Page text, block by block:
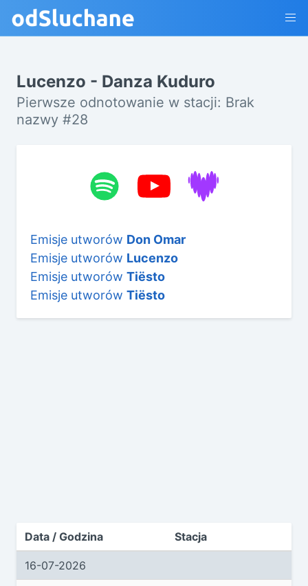
Lucenzo - Danza Kuduro
Pierwsze odnotowanie w stacji: Brak
nazwy #28
Emisje utworów Don Omar
Emisje utworów Lucenzo
Emisje utworów Tiësto
Emisje utworów Tiësto
Data / Godzina Stacja
16-07-2026